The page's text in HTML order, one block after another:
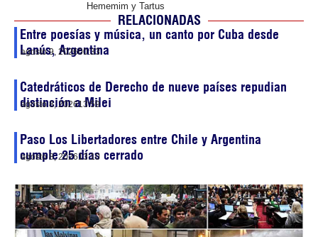
Hememim y Tartus
RELACIONADAS
Entre poesías y música, un canto por Cuba desde
Lanús, Argentina
agosto 9, 202600:33
Catedráticos de Derecho de nueve países repudian
distinción a Milei
agosto 8, 202613:59
Paso Los Libertadores entre Chile y Argentina
cumple 25 días cerrado
agosto 8, 202613:10